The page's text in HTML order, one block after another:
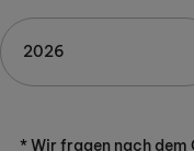
* Wir fragen nach dem